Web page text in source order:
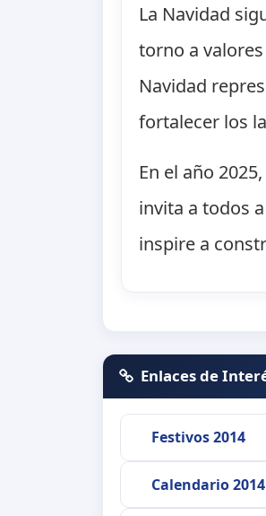
La Navidad
torno a
Navidad
fortalecer los
En el año
invita a todos
inspire a
Enlaces de
Festivos 2014
Calendario 2014